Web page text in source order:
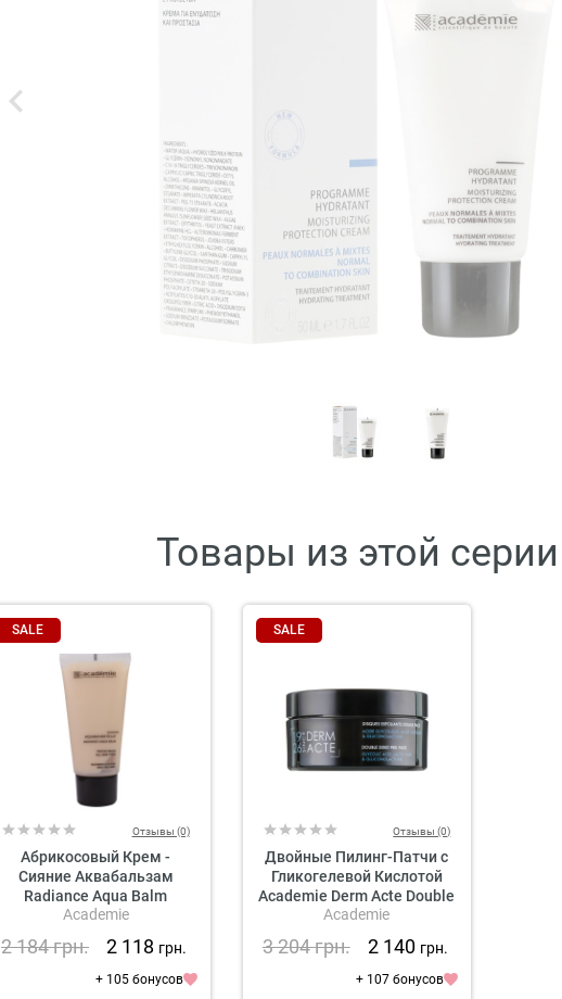
Товары из этой серии
SALE
Отзывы (0)
Абрикосовый Крем -
Сияние Аквабальзам
Radiance Aqua Balm
Academie
Academie
2 184грн. 2 118 грн.
+ 105 бонусов
SALE
Отзывы (0)
Двойные Пилинг-Патчи с
Гликогелевой Кислотой
Academie Derm Acte Double
Sided Peel Pads
Academie
3 204грн. 2 140 грн.
+ 107 бонусов